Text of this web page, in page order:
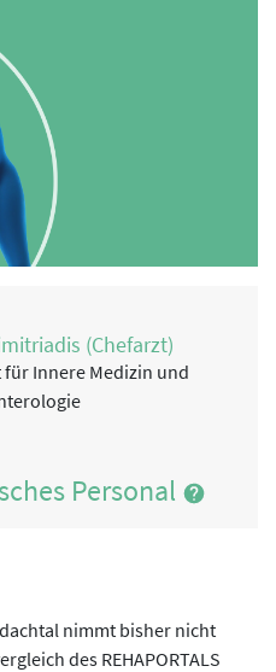
(Chefarzt)
für Innere Medizin und
Personal
nimmt bisher nicht
des REHAPORTALS